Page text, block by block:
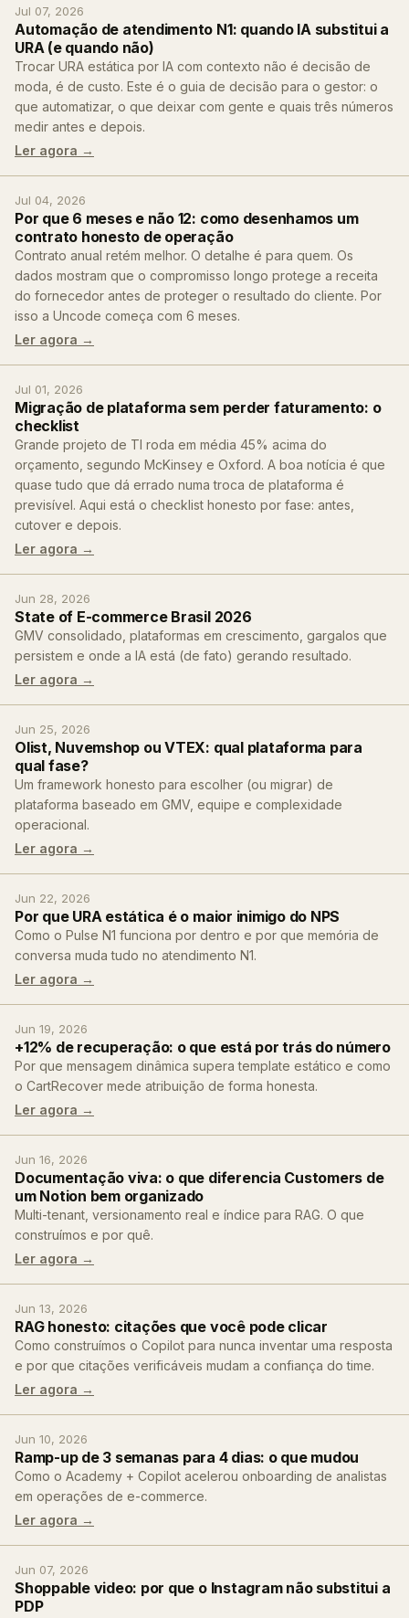
Jul 07, 2026
Automação de atendimento N1: quando IA substitui a
URA (e quando não)
Trocar URA estática por IA com contexto não é decisão de
moda, é de custo. Este é o guia de decisão para o gestor: o
que automatizar, o que deixar com gente e quais três números
medir antes e depois.
Ler agora →
Jul 04, 2026
Por que 6 meses e não 12: como desenhamos um
contrato honesto de operação
Contrato anual retém melhor. O detalhe é para quem. Os
dados mostram que o compromisso longo protege a receita
do fornecedor antes de proteger o resultado do cliente. Por
isso a Uncode começa com 6 meses.
Ler agora →
Jul 01, 2026
Migração de plataforma sem perder faturamento: o
checklist
Grande projeto de TI roda em média 45% acima do
orçamento, segundo McKinsey e Oxford. A boa notícia é que
quase tudo que dá errado numa troca de plataforma é
previsível. Aqui está o checklist honesto por fase: antes,
cutover e depois.
Ler agora →
Jun 28, 2026
State of E-commerce Brasil 2026
GMV consolidado, plataformas em crescimento, gargalos que
persistem e onde a IA está (de fato) gerando resultado.
Ler agora →
Jun 25, 2026
Olist, Nuvemshop ou VTEX: qual plataforma para
qual fase?
Um framework honesto para escolher (ou migrar) de
plataforma baseado em GMV, equipe e complexidade
operacional.
Ler agora →
Jun 22, 2026
Por que URA estática é o maior inimigo do NPS
Como o Pulse N1 funciona por dentro e por que memória de
conversa muda tudo no atendimento N1.
Ler agora →
Jun 19, 2026
+12% de recuperação: o que está por trás do número
Por que mensagem dinâmica supera template estático e como
o CartRecover mede atribuição de forma honesta.
Ler agora →
Jun 16, 2026
Documentação viva: o que diferencia Customers de
um Notion bem organizado
Multi-tenant, versionamento real e índice para RAG. O que
construímos e por quê.
Ler agora →
Jun 13, 2026
RAG honesto: citações que você pode clicar
Como construímos o Copilot para nunca inventar uma resposta
e por que citações verificáveis mudam a confiança do time.
Ler agora →
Jun 10, 2026
Ramp-up de 3 semanas para 4 dias: o que mudou
Como o Academy + Copilot acelerou onboarding de analistas
em operações de e-commerce.
Ler agora →
Jun 07, 2026
Shoppable video: por que o Instagram não substitui a
PDP